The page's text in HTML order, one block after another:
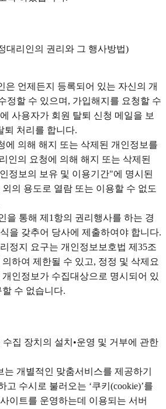
대리인의 권리와 그 행사방법)
은 언제든지 등록되어 있는 자신의 개
정할 수 있으며, 가입해지를 요청할 수
사용자가 회원 탈퇴 신청 메일을 보
퇴 처리를 합니다.
에 의해 해지 또는 삭제된 개인정보를
인의 요청에 의해 해지 또는 삭제된
정보의 보유 및 이용기간"에 명시된
의 용도로 열람 또는 이용할 수 없도
을 통해 제1항의 권리행사를 하는 경
을 갖추어 당사에 제출하여야 합니다.
정지 요구는 개인정보보호법 제35조
하여 제한될 수 있고, 정정 및 삭제요
인정보가 수집대상으로 명시되어 있
수 없습니다.
집 장치의 설치•운영 및 거부에 관한
개별적인 맞춤서비스를 제공하기
고 수시로 불러오는 ‘쿠키(cookie)’를
이트를 운영하는데 이용되는 서버